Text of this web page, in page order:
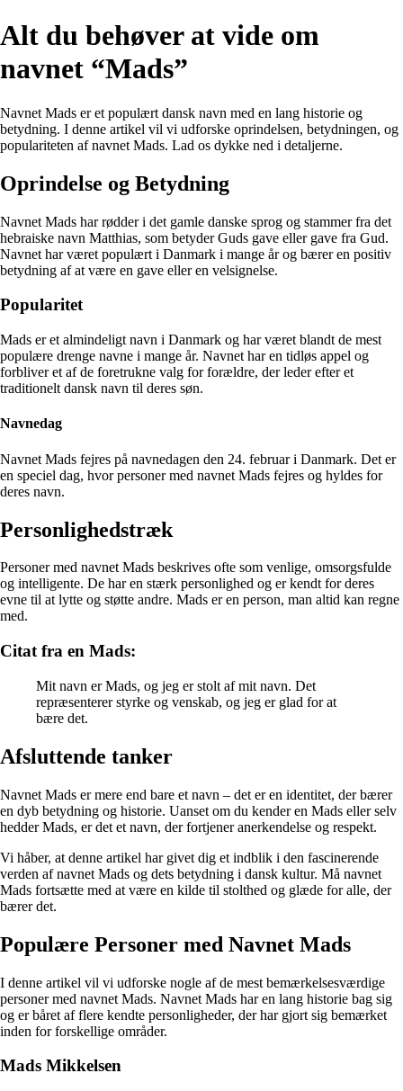
Alt du behøver at vide om
navnet “Mads”
Navnet Mads er et populært dansk navn med en lang historie og
betydning. I denne artikel vil vi udforske oprindelsen, betydningen, og
populariteten af navnet Mads. Lad os dykke ned i detaljerne.
Oprindelse og Betydning
Navnet Mads har rødder i det gamle danske sprog og stammer fra det
hebraiske navn Matthias, som betyder Guds gave eller gave fra Gud.
Navnet har været populært i Danmark i mange år og bærer en positiv
betydning af at være en gave eller en velsignelse.
Popularitet
Mads er et almindeligt navn i Danmark og har været blandt de mest
populære drenge navne i mange år. Navnet har en tidløs appel og
forbliver et af de foretrukne valg for forældre, der leder efter et
traditionelt dansk navn til deres søn.
Navnedag
Navnet Mads fejres på navnedagen den 24. februar i Danmark. Det er
en speciel dag, hvor personer med navnet Mads fejres og hyldes for
deres navn.
Personlighedstræk
Personer med navnet Mads beskrives ofte som venlige, omsorgsfulde
og intelligente. De har en stærk personlighed og er kendt for deres
evne til at lytte og støtte andre. Mads er en person, man altid kan regne
med.
Citat fra en Mads:
Mit navn er Mads, og jeg er stolt af mit navn. Det
repræsenterer styrke og venskab, og jeg er glad for at
bære det.
Afsluttende tanker
Navnet Mads er mere end bare et navn – det er en identitet, der bærer
en dyb betydning og historie. Uanset om du kender en Mads eller selv
hedder Mads, er det et navn, der fortjener anerkendelse og respekt.
Vi håber, at denne artikel har givet dig et indblik i den fascinerende
verden af navnet Mads og dets betydning i dansk kultur. Må navnet
Mads fortsætte med at være en kilde til stolthed og glæde for alle, der
bærer det.
Populære Personer med Navnet Mads
I denne artikel vil vi udforske nogle af de mest bemærkelsesværdige
personer med navnet Mads. Navnet Mads har en lang historie bag sig
og er båret af flere kendte personligheder, der har gjort sig bemærket
inden for forskellige områder.
Mads Mikkelsen